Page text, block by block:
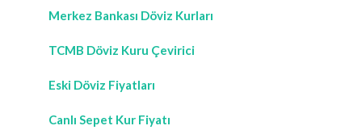
Merkez Bankası Döviz Kurları
TCMB Döviz Kuru Çevirici
Eski Döviz Fiyatları
Canlı Sepet Kur Fiyatı